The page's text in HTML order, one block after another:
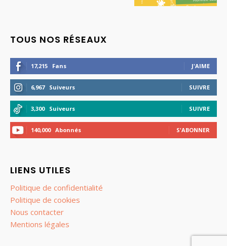
TOUS NOS RÉSEAUX
17,215 Fans J'AIME
6,967 Suiveurs SUIVRE
3,300 Suiveurs SUIVRE
140,000 Abonnés S'ABONNER
LIENS UTILES
Politique de confidentialité
Politique de cookies
Nous contacter
Mentions légales